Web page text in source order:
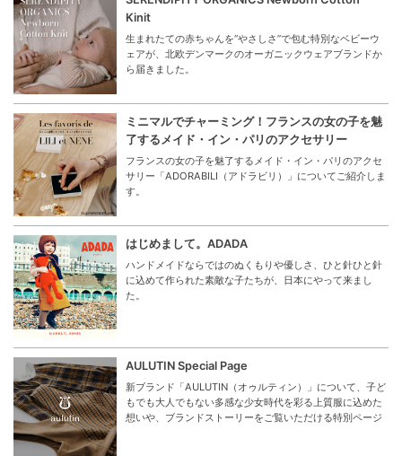
Kinit
生まれたての赤ちゃんを“やさしさ”で包む特別なベビーウ
ェアが、北欧デンマークのオーガニックウェアブランドか
ら届きました。
ミニマルでチャーミング！フランスの女の子を魅
了するメイド・イン・パリのアクセサリー
フランスの女の子を魅了するメイド・イン・パリのアクセ
サリー「ADORABILI（アドラビリ）」についてご紹介しま
す。
はじめまして。ADADA
ハンドメイドならではのぬくもりや優しさ、ひと針ひと針
に込めて作られた素敵な子たちが、日本にやって来まし
た。
AULUTIN Special Page
新ブランド「AULUTIN（オゥルティン）」について、子ど
もでも大人でもない多感な少女時代を彩る上質服に込めた
想いや、ブランドストーリーをご覧いただける特別ページ